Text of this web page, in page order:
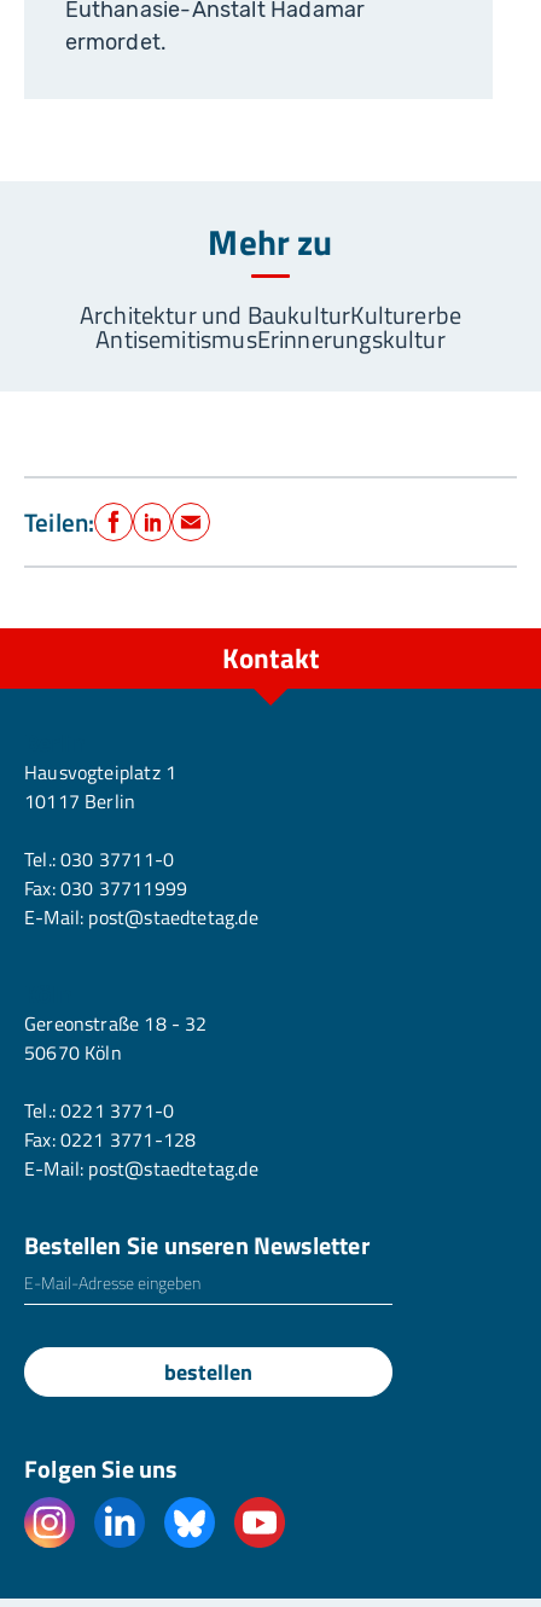
Euthanasie-Anstalt Hadamar
ermordet.
Mehr zu
Architektur und BaukulturKulturerbe
AntisemitismusErinnerungskultur
Teilen: Facebook
LinkedIn
E-Mail
Kontakt
Hausvogteiplatz 1
10117 Berlin
Tel.:030 37711-0
Fax: 030 37711999
E-Mail: post@staedtetag.de
Gereonstraße 18 - 32
50670 Köln
Tel.:0221 3771-0
Fax: 0221 3771-128
E-Mail: post@staedtetag.de
Bestellen Sie unseren Newsletter
E-Mailadresse
bestellen
Folgen Sie uns